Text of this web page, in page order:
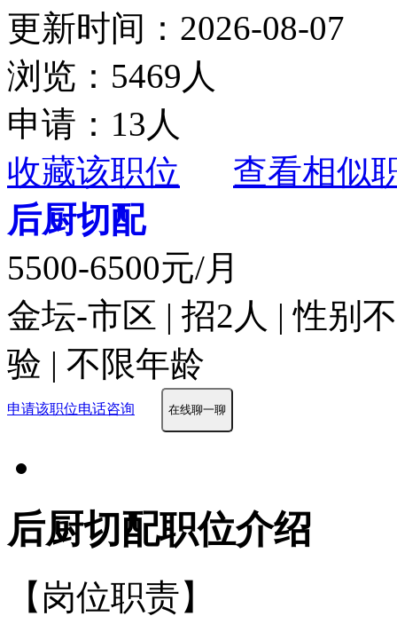
更新时间：2026-08-07
浏览：5469人
申请：13人
收藏该职位
查看相似
后厨切配
5500-6500元/月
金坛-市区 | 招2人 | 性别
验 | 不限年龄
申请该职位电话咨询 在线聊一聊
后厨切配职位介绍
【岗位职责】